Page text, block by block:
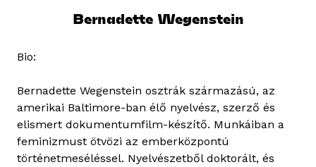
DOCLAB
Bernadette Wegenstein
Bio:
Bernadette Wegenstein osztrák származású, az
amerikai Baltimore-ban élő nyelvész, szerző és
elismert dokumentumfilm-készítő. Munkáiban a
feminizmust ötvözi az emberközpontú
történetmeséléssel. Nyelvészetből doktorált, és